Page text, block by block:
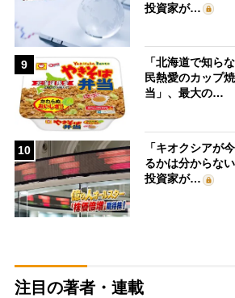
投資家が…
9
「北海道で知ら
民熱愛のカップ
当」、最大の…
10
「キオクシアが
るかは分からな
投資家が…
注目の著者・連載